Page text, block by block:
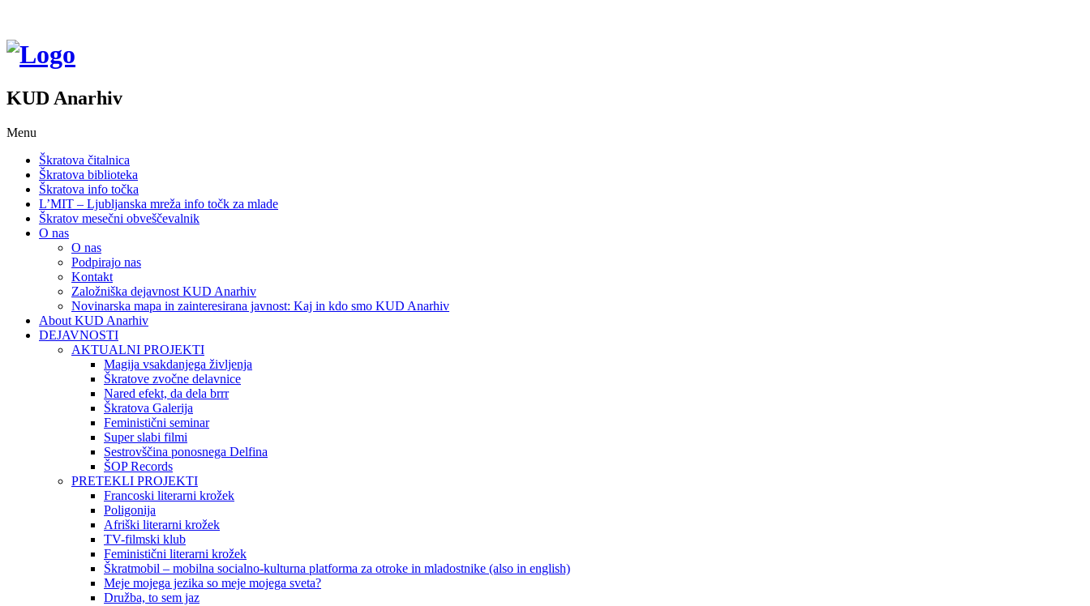
KUD Anarhiv
Menu
Škratova čitalnica
Škratova biblioteka
Škratova info točka
L’MIT – Ljubljanska mreža info točk za mlade
Škratov mesečni obveščevalnik
O nas
O nas
Podpirajo nas
Kontakt
Založniška dejavnost KUD Anarhiv
Novinarska mapa in zainteresirana javnost: Kaj in kdo smo KUD Anarhiv
About KUD Anarhiv
DEJAVNOSTI
AKTUALNI PROJEKTI
Magija vsakdanjega življenja
Škratove zvočne delavnice
Nared efekt, da dela brrr
Škratova Galerija
Feministični seminar
Super slabi filmi
Sestrovščina ponosnega Delfina
ŠOP Records
PRETEKLI PROJEKTI
Francoski literarni krožek
Poligonija
Afriški literarni krožek
TV-filmski klub
Feministični literarni krožek
Škratmobil – mobilna socialno-kulturna platforma za otroke in mladostnike (also in english)
Meje mojega jezika so meje mojega sveta?
Družba, to sem jaz